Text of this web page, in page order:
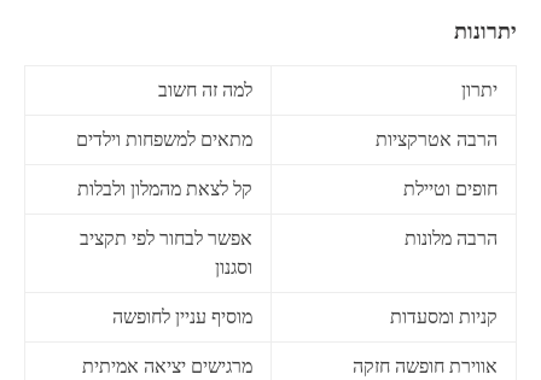
יתרונות
יתרון למה זה חשוב
הרבה אטרקציות מתאים למשפחות וילדים
חופים וטיילת קל לצאת מהמלון ולבלות
הרבה מלונות
אפשר לבחור לפי תקציב
וסגנון
קניות ומסעדות מוסיף עניין לחופשה
אווירת חופשה חזקה
מרגישים יציאה אמיתית